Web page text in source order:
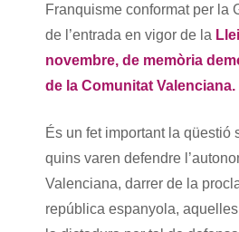
Franquisme conformat per la
de l’entrada en vigor de la
novembre, de memòria
de la Comunitat Valenciana.
És un fet important la qüestió
quins varen defendre
Valenciana, darrer de la
república espanyola,